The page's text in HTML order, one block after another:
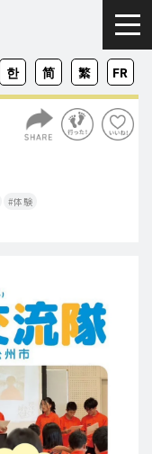
ZH-
CN
ZH-
TW
FR
KO
体験